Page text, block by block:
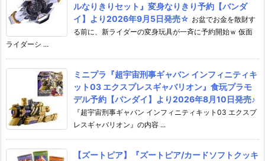
ルなりきりセット』変身なりきり予約【バンダ
イ】より2026年9月5日発売☆ お盆でお金を散財す
る前に、新ライダーの変身玩具が一斉に予約開始ｗ 仮面
ライダーシ ...
ミニプラ『超宇宙刑事ギャバン インフィニティキ
ット03 エクスプレスギャバリオン』食玩プラモ
デル予約【バンダイ】より2026年8月10日発売♪
『超宇宙刑事ギャバン インフィニティキット03 エクスプ
レスギャバリオン』の内容 ...
【ズートピア】『ズートピア/カードソフトクッキ